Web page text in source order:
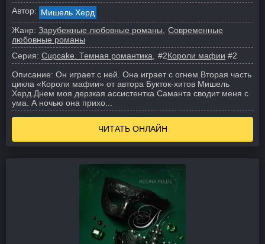
Автор: Мишель Херд
Жанр: Зарубежные любовные романы
Современные
любовные романы
Серия: Cupcake. Темная романтика #2Короли мафии #2
Описание: Он играет с ней. Она играет с огнем. Вторая часть
цикла «Короли мафии» от автора Букток-хитов Мишель
Херд. Днем моя дерзкая ассистентка Саманта сводит меня с
ума. А ночью она прихо...
ЧИТАТЬ ОНЛАЙН